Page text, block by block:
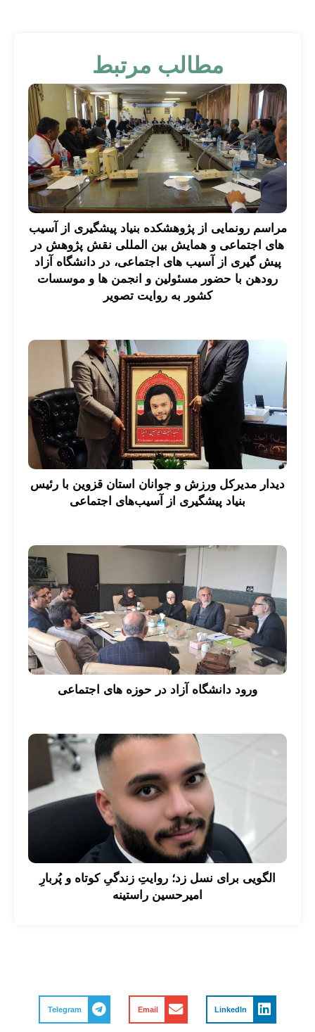
مطالب مرتبط
مراسم رونمایی از پژوهشکده بنیاد پیشگیری از آسیب
های اجتماعی و همایش بین المللی نقش پژوهش در
پیش گیری از آسیب های اجتماعی، در دانشگاه آزاد
رودهن با حضور مسئولین و انجمن ها و موسسات
کشور به روایت تصویر
دیدار مدیرکل ورزش و جوانان استان قزوین با رئیس
بنیاد پیشگیری از آسیب‌های اجتماعی
ورود دانشگاه آزاد در حوزه های اجتماعی
الگویی برای نسل زد؛ روایتِ زندگیِ کوتاه و پُربارِ
امیرحسین راستینه
LinkedIn
Email
Telegram